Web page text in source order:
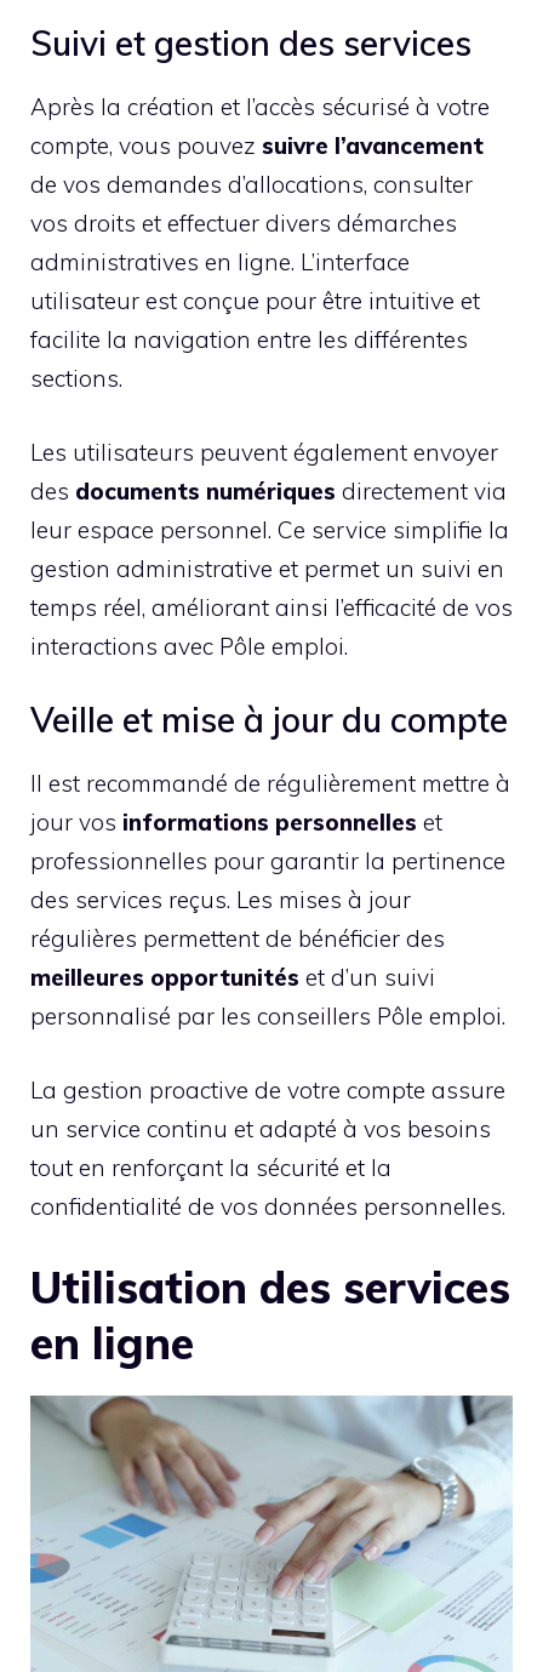
Suivi et gestion des services
Après la création et l’accès sécurisé à votre
compte, vous pouvez suivre l’avancement
de vos demandes d’allocations, consulter
vos droits et effectuer divers démarches
administratives en ligne. L’interface
utilisateur est conçue pour être intuitive et
facilite la navigation entre les différentes
sections.
Les utilisateurs peuvent également envoyer
des documents numériques directement via
leur espace personnel. Ce service simplifie la
gestion administrative et permet un suivi en
temps réel, améliorant ainsi l’efficacité de vos
interactions avec Pôle emploi.
Veille et mise à jour du compte
Il est recommandé de régulièrement mettre à
jour vos informations personnelles et
professionnelles pour garantir la pertinence
des services reçus. Les mises à jour
régulières permettent de bénéficier des
meilleures opportunités et d’un suivi
personnalisé par les conseillers Pôle emploi.
La gestion proactive de votre compte assure
un service continu et adapté à vos besoins
tout en renforçant la sécurité et la
confidentialité de vos données personnelles.
Utilisation des services
en ligne